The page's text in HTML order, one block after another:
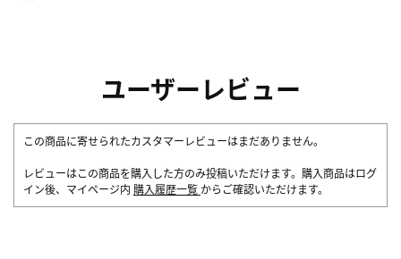
ユーザーレビュー
この商品に寄せられたカスタマーレビューはまだありません。
レビューはこの商品を購入した方のみ投稿いただけます。購入商品はログ
イン後、マイページ内 購入履歴一覧 からご確認いただけます。